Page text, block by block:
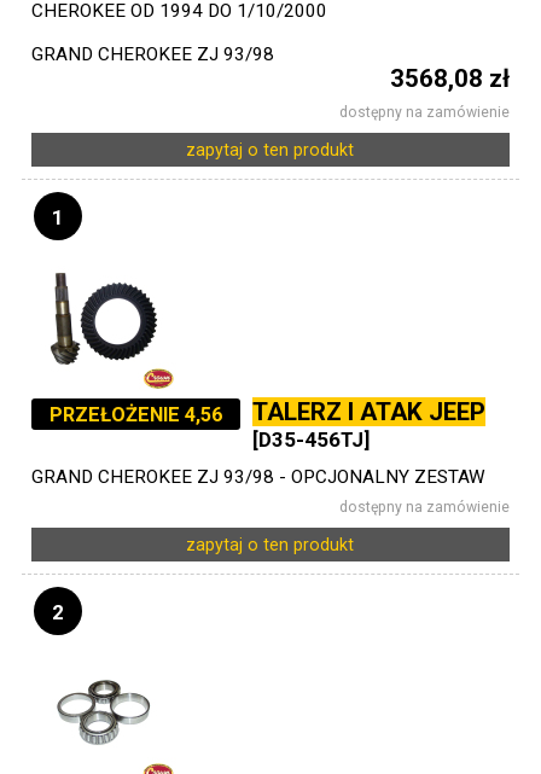
CHEROKEE OD 1994 DO 1/10/2000
GRAND CHEROKEE ZJ 93/98
3568,08 zł
dostępny na zamówienie
zapytaj o ten produkt
1
TALERZ I ATAK JEEP
PRZEŁOŻENIE 4,56
[D35-456TJ]
GRAND CHEROKEE ZJ 93/98 - OPCJONALNY ZESTAW
dostępny na zamówienie
zapytaj o ten produkt
2